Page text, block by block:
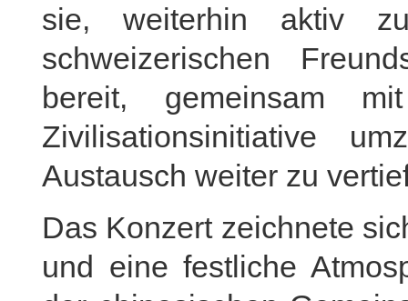
sie, weiterhin aktiv
schweizerischen
bereit, gemeinsam
Zivilisationsinitiative
Austausch weiter zu
Das Konzert zeichnete
und eine festliche